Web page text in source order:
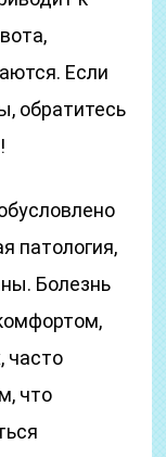
Если
обратитесь
патология,
Болезнь
часто
что